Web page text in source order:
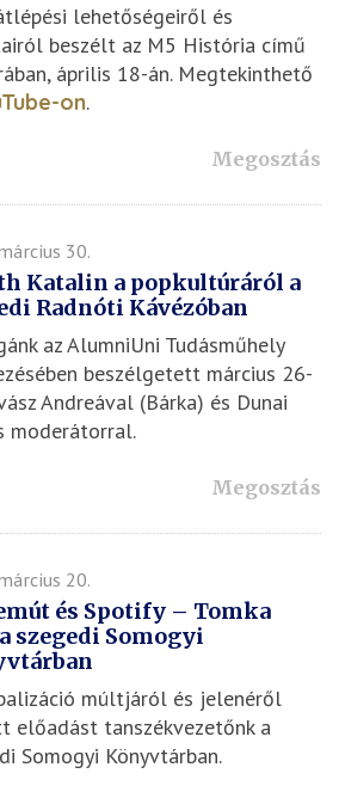
lehetőségeiről és
beszélt az M5 História című
április 18-án. Megtekinthető
on.
Megosztás
30.
Katalin a popkultúráról a
Radnóti Kávézóban
az AlumniUni Tudásműhely
beszélgetett március 26-
Andreával (Bárka) és Dunai
moderátorral.
Megosztás
20.
és Spotify – Tomka
szegedi Somogyi
múltjáról és jelenéről
előadást tanszékvezetőnk a
Somogyi Könyvtárban.